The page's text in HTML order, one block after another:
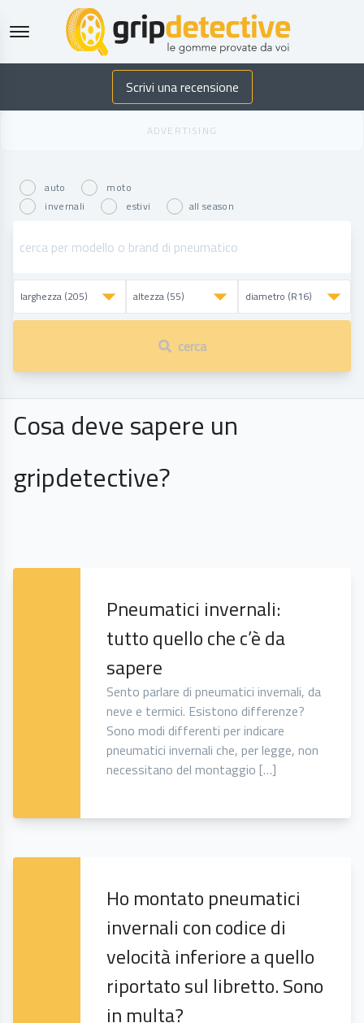
GripDetective
Scrivi una recensione
auto
moto
invernali
estivi all season
cerca
Cosa deve sapere un
gripdetective?
Pneumatici invernali:
tutto quello che c’è da
sapere
Sento parlare di pneumatici invernali, da
neve e termici. Esistono differenze?
Sono modi differenti per indicare
pneumatici invernali che, per legge, non
necessitano del montaggio […]
Ho montato pneumatici
invernali con codice di
velocità inferiore a quello
riportato sul libretto. Sono
in multa?